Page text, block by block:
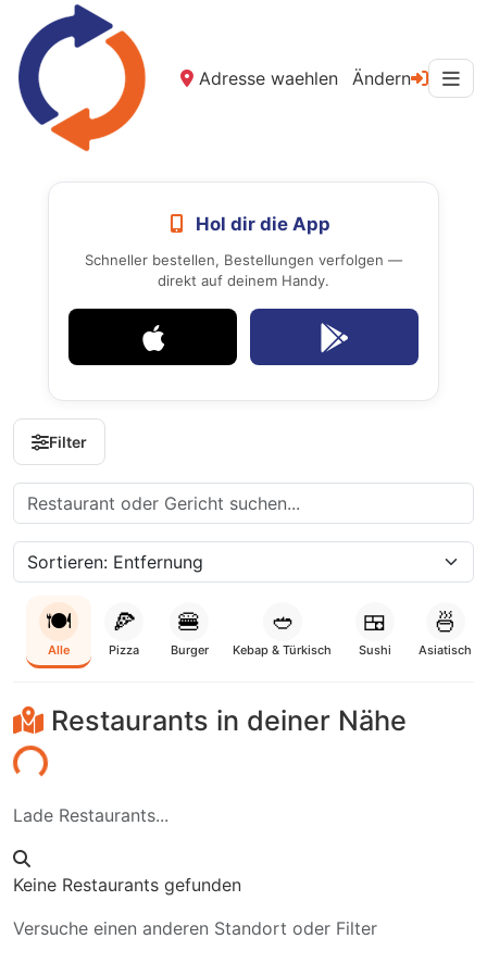
Adresse waehlen Ändern
Hol dir die App
Schneller bestellen, Bestellungen verfolgen —
direkt auf deinem Handy.
Filter
🍽️
Alle
🍕
Pizza
🍔
Burger
🥙
Kebap & Türkisch
🍱
Sushi
🍜
Asiatisch
Restaurants in deiner Nähe
Lade Restaurants...
Keine Restaurants gefunden
Versuche einen anderen Standort oder Filter